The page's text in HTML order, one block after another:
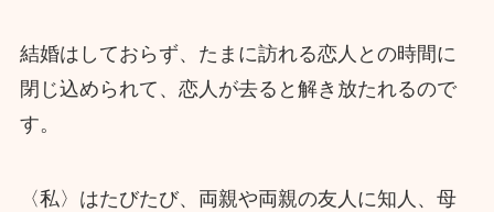
結婚はしておらず、たまに訪れる恋人との時間に
閉じ込められて、恋人が去ると解き放たれるので
す。
〈私〉はたびたび、両親や両親の友人に知人、母